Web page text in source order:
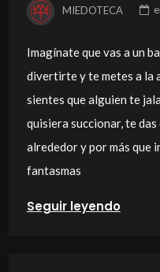
MIEDOTECA
Imagínate que vas a un
divertirte y te metes a la
sientes que alguien te
quisiera succionar, te
alrededor y por más que
fantasmas
Seguir leyendo